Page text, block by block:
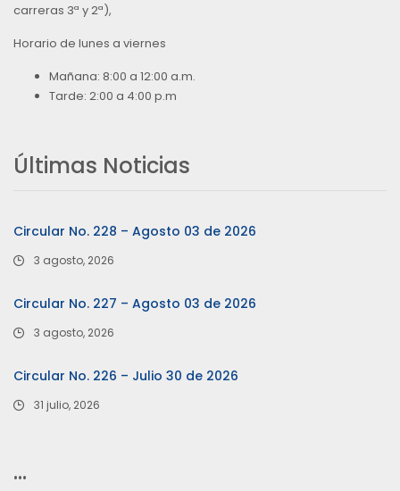
carreras 3ª y 2ª),
Horario de lunes a viernes
Mañana: 8:00 a 12:00 a.m.
Tarde: 2:00 a 4:00 p.m
Últimas Noticias
Circular No. 228 – Agosto 03 de 2026
3 agosto, 2026
Circular No. 227 – Agosto 03 de 2026
3 agosto, 2026
Circular No. 226 – Julio 30 de 2026
31 julio, 2026
…